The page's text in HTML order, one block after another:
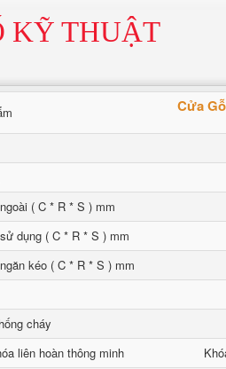
KỸ THUẬT
Cửa
( C * R * S ) mm
dụng ( C * R * S ) mm
kéo ( C * R * S ) mm
cháy
liên hoàn thông minh